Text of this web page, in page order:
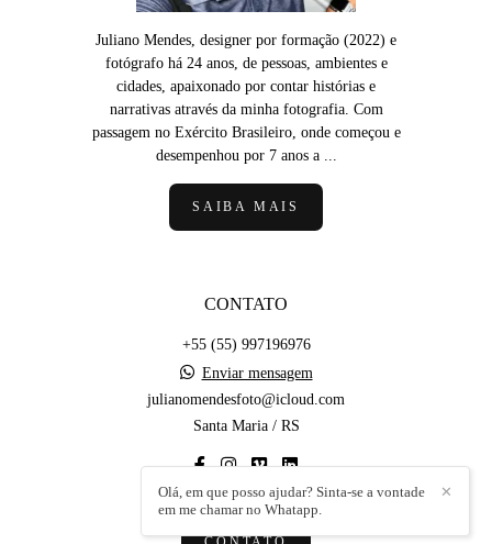
Juliano Mendes, designer por formação (2022) e
fotógrafo há 24 anos, de pessoas, ambientes e
cidades, apaixonado por contar histórias e
narrativas através da minha fotografia. Com
passagem no Exército Brasileiro, onde começou e
desempenhou por 7 anos a ...
SAIBA MAIS
CONTATO
+55 (55) 997196976
Enviar mensagem
julianomendesfoto@icloud.com
Santa Maria / RS
✕
Olá, em que posso ajudar? Sinta-se a vontade
em me chamar no Whatapp.